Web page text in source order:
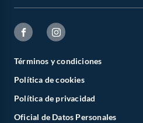
Términos y condiciones
Política de cookies
Política de privacidad
Oficial de Datos Personales